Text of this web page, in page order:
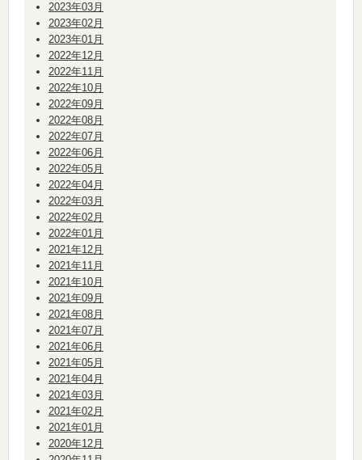
2023年03月
2023年02月
2023年01月
2022年12月
2022年11月
2022年10月
2022年09月
2022年08月
2022年07月
2022年06月
2022年05月
2022年04月
2022年03月
2022年02月
2022年01月
2021年12月
2021年11月
2021年10月
2021年09月
2021年08月
2021年07月
2021年06月
2021年05月
2021年04月
2021年03月
2021年02月
2021年01月
2020年12月